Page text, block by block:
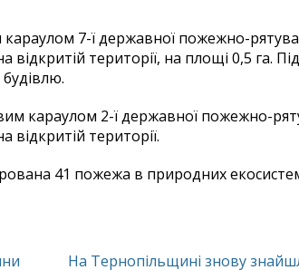
7-ї державної пожежно-
території, на площі 0,5 га.
караулом 2-ї державної пожежно-
відкритій території.
41 пожежа в природних
На Тернопільщині знову